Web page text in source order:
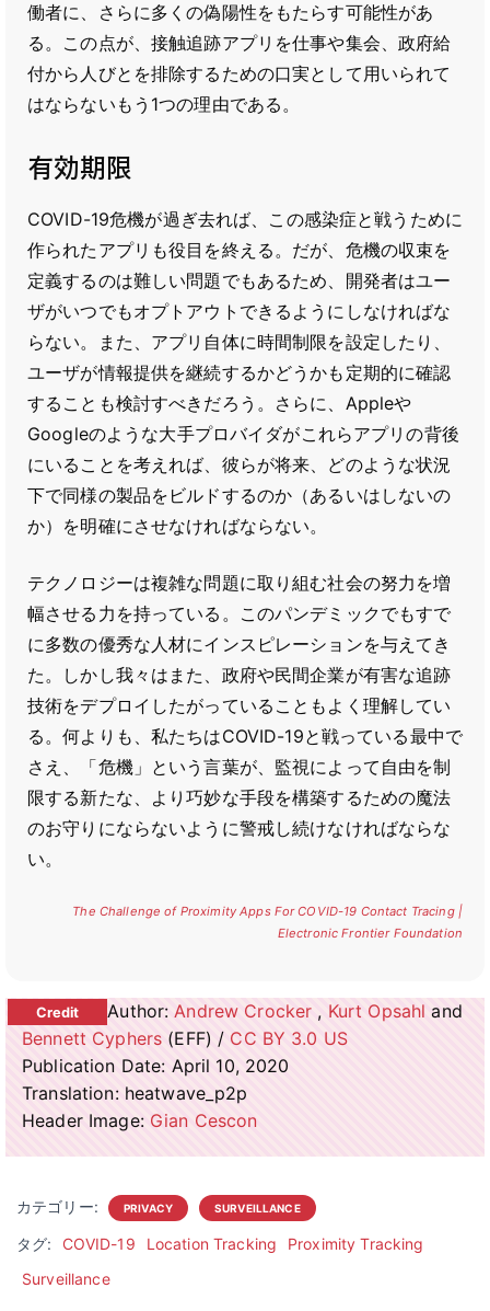
働者に、さらに多くの偽陽性をもたらす可能性があ
る。この点が、接触追跡アプリを仕事や集会、政府給
付から人びとを排除するための口実として用いられて
はならないもう1つの理由である。
有効期限
COVID-19危機が過ぎ去れば、この感染症と戦うために
作られたアプリも役目を終える。だが、危機の収束を
定義するのは難しい問題でもあるため、開発者はユー
ザがいつでもオプトアウトできるようにしなければな
らない。また、アプリ自体に時間制限を設定したり、
ユーザが情報提供を継続するかどうかも定期的に確認
することも検討すべきだろう。さらに、Appleや
Googleのような大手プロバイダがこれらアプリの背後
にいることを考えれば、彼らが将来、どのような状況
下で同様の製品をビルドするのか（あるいはしないの
か）を明確にさせなければならない。
テクノロジーは複雑な問題に取り組む社会の努力を増
幅させる力を持っている。このパンデミックでもすで
に多数の優秀な人材にインスピレーションを与えてき
た。しかし我々はまた、政府や民間企業が有害な追跡
技術をデプロイしたがっていることもよく理解してい
る。何よりも、私たちはCOVID-19と戦っている最中で
さえ、「危機」という言葉が、監視によって自由を制
限する新たな、より巧妙な手段を構築するための魔法
のお守りにならないように警戒し続けなければならな
い。
The Challenge of Proximity Apps For COVID-19 Contact Tracing |
Electronic Frontier Foundation
Author:Andrew Crocker , Kurt Opsahl and
Bennett Cyphers (EFF) / CC BY 3.0 US
Publication Date: April 10, 2020
Translation: heatwave_p2p
Header Image: Gian Cescon
カテゴリー: PRIVACY SURVEILLANCE
タグ: COVID-19 Location Tracking
Proximity Tracking
Surveillance